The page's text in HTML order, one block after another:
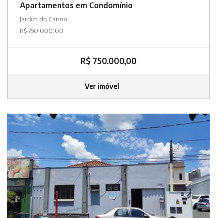
Apartamentos em Condomínio
Jardim do Carmo
R$ 750.000,00
R$ 750.000,00
Ver imóvel